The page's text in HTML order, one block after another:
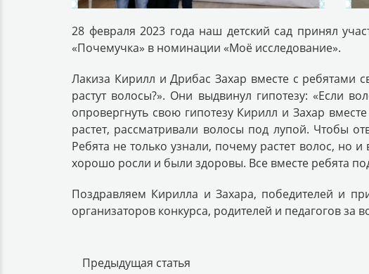
28 февраля 2023 года наш детский сад принял
«Почемучка» в номинации «Моё исследование».
Лакиза Кирилл и Дрибас Захар вместе с ребятами
растут волосы?». Они выдвинул гипотезу: «Если
опровергнуть свою гипотезу Кирилл и Захар
растет, рассматривали волосы под лупой. Чтобы
Ребята не только узнали, почему растет волос, но
хорошо росли и были здоровы. Все вместе ребята
Поздравляем Кирилла и Захара, победителей и
организаторов конкурса, родителей и педагогов за
Предыдущая статья